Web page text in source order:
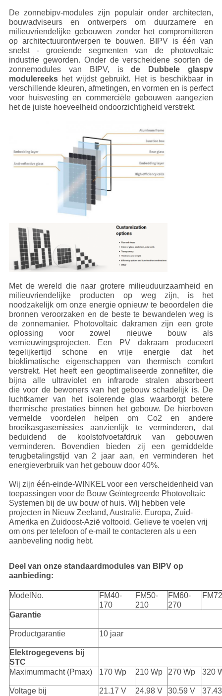
De zonnebipv-modules zijn populair onder architecten,
bouwadviseurs en ontwerpers om duurzamere en
milieuvriendelijke gebouwen zonder het compromitteren
op architectuurontwerpen te bouwen. BIPV is één van
snelst - groeiende segmenten van de photovoltaic
industrie geworden. Onder de verscheidene soorten de
zonnemodules van BIPV, isde Dubbele glaspv
modulereeks het wijdst gebruikt. Het is beschikbaar in
verschillende kleuren, afmetingen, en vormen en is perfect
voor huisvesting en commerciële gebouwen aangezien
het de juiste hoeveelheid ondoorzichtigheid verstrekt.
Met de wereld die naar grotere milieuduurzaamheid en
milieuvriendelijke producten op weg zijn, is het
noodzakelijk om onze energie opnieuw te beoordelen die
bronnen veroorzaken en de beste te bewandelen weg is
de zonnemanier.
Photovoltaic dakramen zijn een grote
oplossing voor zowel nieuwe bouw als
vernieuwingsprojecten. Een PV dakraam produceert
tegelijkertijd schone en vrije energie dat het
bioklimatische eigenschappen van thermisch comfort
verstrekt. Het heeft een geoptimaliseerde zonnefilter, die
bijna alle ultraviolet en infrarode stralen absorbeert
die voor de bewoners van het gebouw schadelijk is. De
luchtkamer van het isolerende glas waarborgt betere
thermische prestaties binnen het gebouw. De hierboven
vermelde voordelen helpen om Co2 en andere
broeikasgasemissies aanzienlijk te verminderen, dat
beduidend de koolstofvoetafdruk van gebouwen
verminderen. Bovendien bieden zij een gemiddelde
terugbetalingstijd van 2 jaar aan, en verminderen het
energieverbruik van het gebouw door 40%.
Wij zijn één-einde-WINKEL voor een verscheidenheid van
toepassingen voor de Bouw Geïntegreerde Photovoltaic
Systemen bij de uw bouw of huis. Wij hebben vele
projecten in Nieuw Zeeland, Australië, Europa, Zuid-
Amerika en Zuidoost-Azië voltooid. Gelieve te voelen vrij
om ons per telefoon of e-mail te contacteren als u een
aanbeveling nodig hebt.
Deel van onze standaardmodules van BIPV op
aanbieding:
ModelNo.
FM40-
170
FM50-
210
FM60-
270
Garantie
Productgarantie 10 jaar
Elektrogegevens bij
STC
Maximummacht (Pmax)
170 Wp 210 Wp 270 Wp 320
Voltage bij 21.17 V 24.98 V 30.59 V